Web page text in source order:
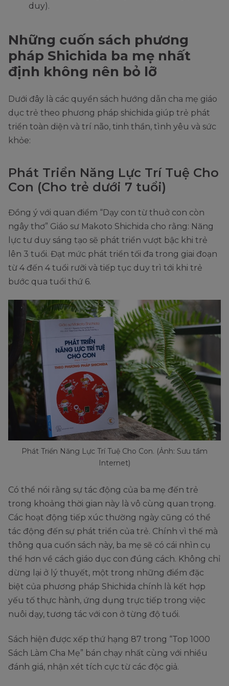
duy).
Những cuốn sách phương
pháp Shichida ba mẹ nhất
định không nên bỏ lỡ
Dưới đây là các quyển sách hướng dẫn cha mẹ giáo
dục trẻ theo phương pháp shichida giúp trẻ phát
triển toàn diện và trí não, tinh thần, tình yêu và sức
khỏe:
Phát Triển Năng Lực Trí Tuệ Cho
Con (Cho trẻ dưới 7 tuổi)
Đồng ý với quan điểm “Dạy con từ thuở con còn
ngây thơ” Giáo sư Makoto Shichida cho rằng: Năng
lực tư duy sáng tạo sẽ phát triển vượt bậc khi trẻ
lên 3 tuổi. Đạt mức phát triển tối đa trong giai đoạn
từ 4 đến 4 tuổi rưỡi và tiếp tục duy trì tới khi trẻ
bước qua tuổi thứ 6.
Phát Triển Năng Lực Trí Tuệ Cho Con. (Ảnh: Sưu tầm
Internet)
Có thể nói rằng sự tác động của ba mẹ đến trẻ
trong khoảng thời gian này là vô cùng quan trọng.
Các hoạt động tiếp xúc thường ngày cũng có thể
tác động đến sự phát triển của trẻ. Chính vì thế mà
thông qua cuốn sách này, ba mẹ sẽ có cái nhìn cụ
thể hơn về cách giáo dục con đúng cách. Không chỉ
dừng lại ở lý thuyết, một trong những điểm đặc
biệt của phương pháp Shichida chính là kết hợp
yếu tố thực hành, ứng dụng trực tiếp trong việc
nuôi dạy, tương tác với con ở từng độ tuổi.
Sách hiện được xếp thứ hạng 87 trong “Top 1000
Sách Làm Cha Mẹ” bán chạy nhất cùng với nhiều
đánh giá, nhận xét tích cực từ các độc giả.